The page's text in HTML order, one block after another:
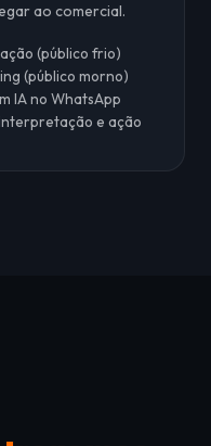
ao comercial.
(público frio)
(público morno)
IA no WhatsApp
e ação